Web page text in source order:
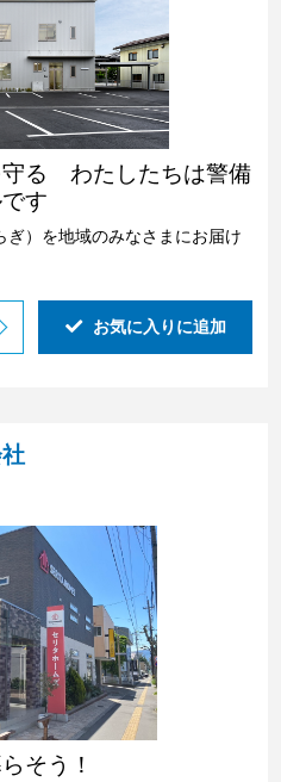
守る わたしたちは警備
す
）を地域のみなさまにお届け
お気に入りに追加
そう！